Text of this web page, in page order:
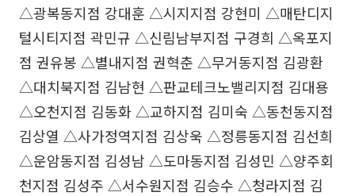
△광복동지점 강대훈 △시지지점 강현미 △매탄디지
털시티지점 곽민규 △신림남부지점 구경희 △옥포지
점 권유봉 △별내지점 권혁춘 △무거동지점 김광환
△대치북지점 김남현 △판교테크노밸리지점 김대용
△오천지점 김동화 △교하지점 김미숙 △동천동지점
김상열 △사가정역지점 김상욱 △정릉동지점 김선희
△운암동지점 김성남 △도마동지점 김성민 △양주회
천지점 김성주 △서수원지점 김승수 △청라지점 김